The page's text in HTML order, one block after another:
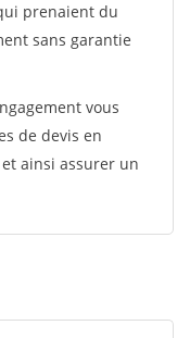
prenaient du
sans garantie
vous
de devis en
ainsi assurer un